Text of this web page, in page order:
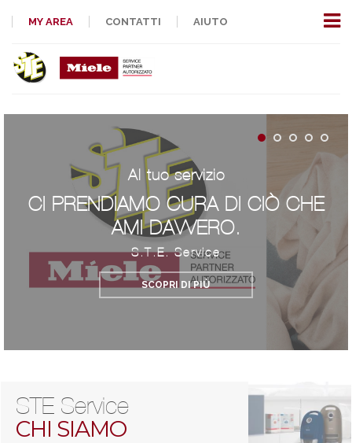
MY AREA CONTATTI AIUTO
Al tuo servizio
CI PRENDIAMO CURA DI CIÒ CHE
AMI DAVVERO.
S.T.E. Service
SCOPRI DI PIÙ
STE Service
CHI SIAMO